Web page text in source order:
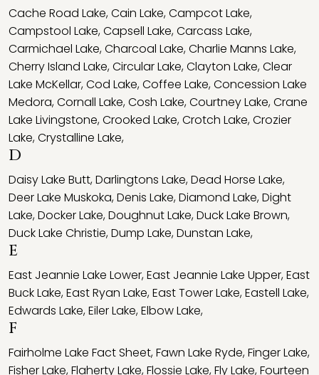
Cache Road Lake,Cain Lake,Campcot Lake,
Campstool Lake,Capsell Lake,Carcass Lake,
Carmichael Lake,Charcoal Lake,Charlie Manns Lake,
Cherry Island Lake,Circular Lake,Clayton Lake,Clear
Lake McKellar,Cod Lake,Coffee Lake,Concession Lake
Medora,Cornall Lake,Cosh Lake,Courtney Lake,Crane
Lake Livingstone,Crooked Lake,Crotch Lake,Crozier
Lake,Crystalline Lake,
D
Daisy Lake Butt,Darlingtons Lake,Dead Horse Lake,
Deer Lake Muskoka,Denis Lake,Diamond Lake,Dight
Lake,Docker Lake,Doughnut Lake,Duck Lake Brown,
Duck Lake Christie,Dump Lake,Dunstan Lake,
E
East Jeannie Lake Lower,East Jeannie Lake Upper,East
Buck Lake,East Ryan Lake,East Tower Lake,Eastell Lake,
Edwards Lake,Eiler Lake,Elbow Lake,
F
Fairholme Lake Fact Sheet,Fawn Lake Ryde,Finger Lake,
Fisher Lake,Flaherty Lake,Flossie Lake,Fly Lake,Fourteen